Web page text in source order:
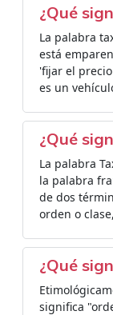
¿Qué
La palabra
está
'fijar el
es un
¿Qué
La palabra
la palabra
de dos
orden o
¿Qué
significa